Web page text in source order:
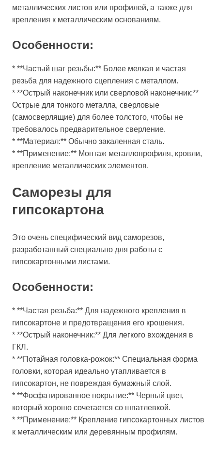
металлических листов или профилей, а также для
крепления к металлическим основаниям.
Особенности:
* **Частый шаг резьбы:** Более мелкая и частая
резьба для надежного сцепления с металлом.
* **Острый наконечник или сверловой наконечник:**
Острые для тонкого металла, сверловые
(самосверлящие) для более толстого, чтобы не
требовалось предварительное сверление.
* **Материал:** Обычно закаленная сталь.
* **Применение:** Монтаж металлопрофиля, кровли,
крепление металлических элементов.
Саморезы для
гипсокартона
Это очень специфический вид саморезов,
разработанный специально для работы с
гипсокартонными листами.
Особенности:
* **Частая резьба:** Для надежного крепления в
гипсокартоне и предотвращения его крошения.
* **Острый наконечник:** Для легкого вхождения в
ГКЛ.
* **Потайная головка-рожок:** Специальная форма
головки, которая идеально утапливается в
гипсокартон, не повреждая бумажный слой.
* **Фосфатированное покрытие:** Черный цвет,
который хорошо сочетается со шпатлевкой.
* **Применение:** Крепление гипсокартонных листов
к металлическим или деревянным профилям.